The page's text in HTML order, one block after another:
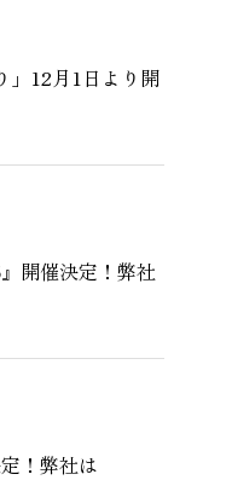
」12月1日より開
開催決定！弊社
！弊社は